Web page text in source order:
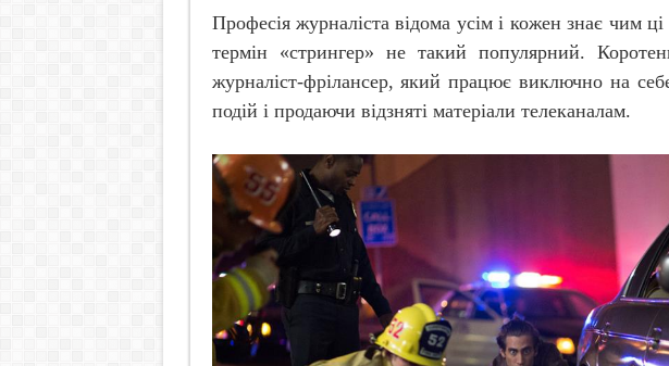
Професія журналіста відома усім і кожен знає чим
термін «стрингер» не такий популярний.
журналіст-фрілансер, який працює виключно на
подій і продаючи відзняті матеріали телеканалам.